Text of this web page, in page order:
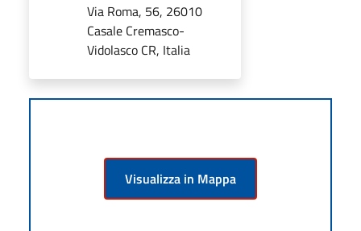
Via Roma, 56, 26010
Casale Cremasco-
Vidolasco CR, Italia
Visualizza in Mappa